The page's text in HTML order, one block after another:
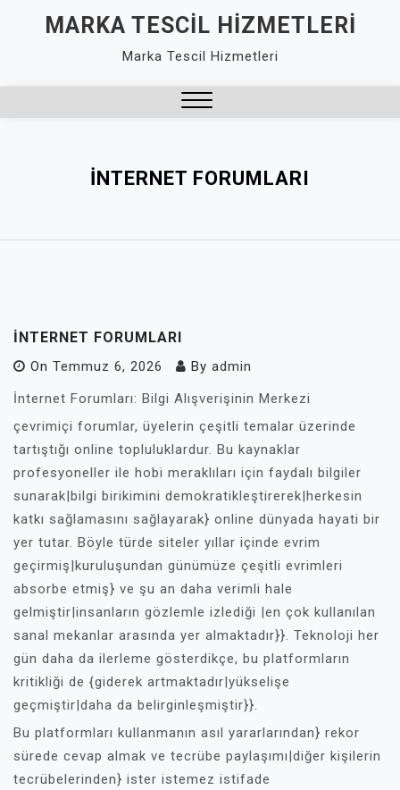
MARKA TESCIL HIZMETLERI
Marka Tescil Hizmetleri
INTERNET FORUMLARI
INTERNET FORUMLARI
On Temmuz 6, 2026 By admin
İnternet Forumları: Bilgi Alışverişinin Merkezi
çevrimiçi forumlar, üyelerin çeşitli temalar üzerinde
tartıştığı online topluluklardur. Bu kaynaklar
profesyoneller ile hobi meraklıları için faydalı bilgiler
sunarak|bilgi birikimini demokratikleştirerek|herkesin
katkı sağlamasını sağlayarak} online dünyada hayati bir
yer tutar. Böyle türde siteler yıllar içinde evrim
geçirmiş|kuruluşundan günümüze çeşitli evrimleri
absorbe etmiş} ve şu an daha verimli hale
gelmiştir|insanların gözlemle izlediği |en çok kullanılan
sanal mekanlar arasında yer almaktadır}}. Teknoloji her
gün daha da ilerleme gösterdikçe, bu platformların
kritikliği de {giderek artmaktadır|yükselişe
geçmiştir|daha da belirginleşmiştir}}.
Bu platformları kullanmanın asıl yararlarından} rekor
sürede cevap almak ve tecrübe paylaşımı|diğer kişilerin
tecrübelerinden} ister istemez istifade